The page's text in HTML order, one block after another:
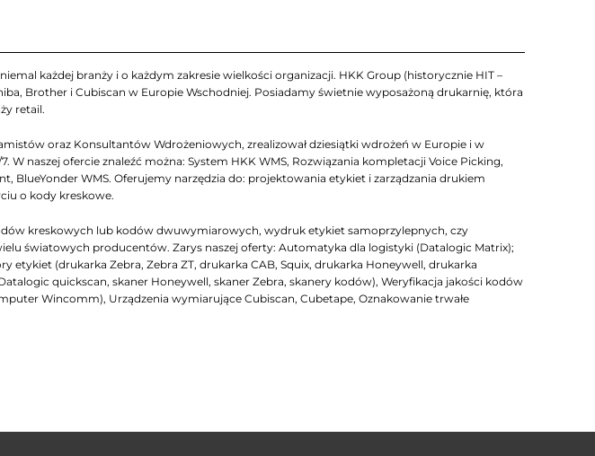
każdej branży i o każdym zakresie wielkości organizacji. HKK Group (historycznie HIT –
Brother i Cubiscan w Europie Wschodniej. Posiadamy świetnie wyposażoną drukarnię, która
retail.
oraz Konsultantów Wdrożeniowych, zrealizował dziesiątki wdrożeń w Europie i w
naszej ofercie znaleźć można: System HKK WMS, Rozwiązania kompletacji Voice Picking,
BlueYonder WMS. Oferujemy narzędzia do: projektowania etykiet i zarządzania drukiem
o kody kreskowe.
kreskowych lub kodów dwuwymiarowych, wydruk etykiet samoprzylepnych, czy
światowych producentów. Zarys naszej oferty: Automatyka dla logistyki (Datalogic Matrix);
(drukarka Zebra, Zebra ZT, drukarka CAB, Squix, drukarka Honeywell, drukarka
quickscan, skaner Honeywell, skaner Zebra, skanery kodów), Weryfikacja jakości kodów
Wincomm), Urządzenia wymiarujące Cubiscan, Cubetape, Oznakowanie trwałe